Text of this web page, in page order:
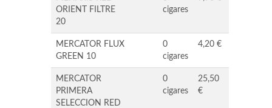
ORIENT FILTRE
20
cigares
MERCATOR FLUX
GREEN 10
0
cigares
4,20 €
MERCATOR
PRIMERA
SELECCION RED
0
cigares
25,50
€